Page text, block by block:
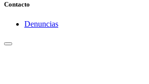
Contacto
Denuncias